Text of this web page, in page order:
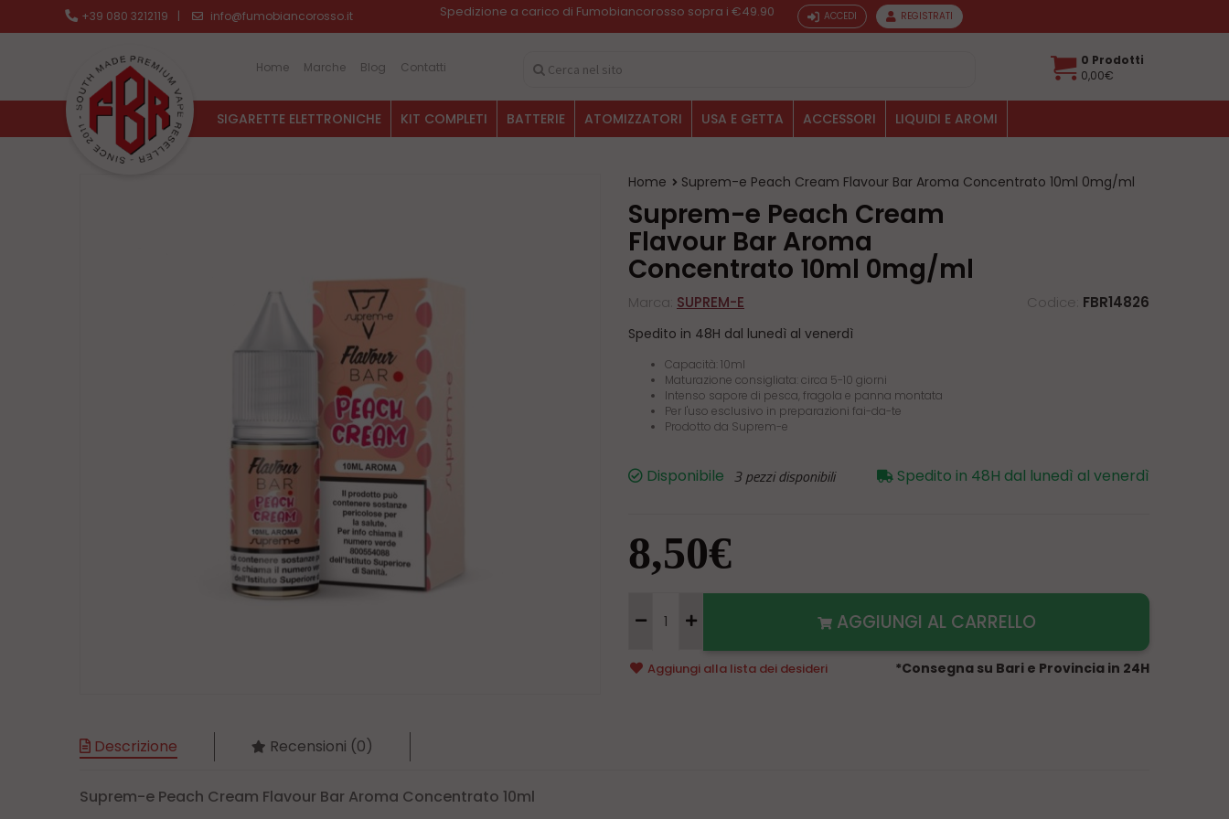
+39 080 3212119 | info@fumobiancorosso.it Spedizione a carico di Fumobiancorosso sopra i €49.90 ACCEDI REGISTRATI
Home Marche Blog Contatti
0 Prodotti
0,00€
SIGARETTE ELETTRONICHE KIT COMPLETI BATTERIE ATOMIZZATORI USA E GETTA ACCESSORI LIQUIDI E AROMI
Home Suprem-e Peach Cream Flavour Bar Aroma Concentrato 10ml 0mg/ml
Suprem-e Peach Cream
Flavour Bar Aroma
Concentrato 10ml 0mg/ml
Marca: SUPREM-E Codice: FBR14826
Spedito in 48H dal lunedì al venerdì
Capacità: 10ml
Maturazione consigliata: circa 5-10 giorni
Intenso sapore di pesca, fragola e panna montata
Per l'uso esclusivo in preparazioni fai-da-te
Prodotto da Suprem-e
Disponibile 3 pezzi disponibili Spedito in 48H dal lunedì al venerdì
8,50€
AGGIUNGI AL CARRELLO
Aggiungi allalista dei desideri *Consegna su Bari e Provincia in 24H
Descrizione Recensioni (0)
Suprem-e Peach Cream Flavour Bar Aroma Concentrato 10ml